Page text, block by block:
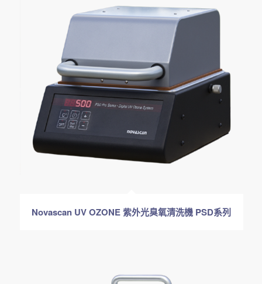
Novascan UV OZONE 紫外光臭氧清洗機 PSD系列